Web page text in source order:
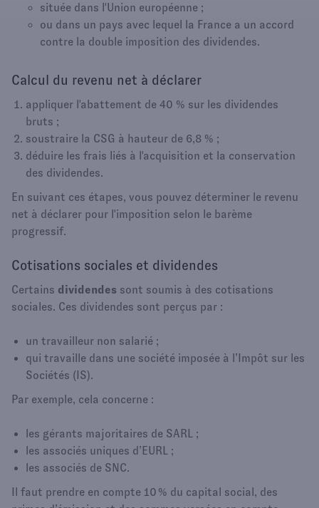
située dans l'Union européenne ;
ou dans un pays avec lequel la France a un accord
contre la double imposition des dividendes.
Calcul du revenu net à déclarer
appliquer l'abattement de 40 % sur les dividendes
bruts ;
soustraire la CSG à hauteur de 6,8 % ;
déduire les frais liés à l'acquisition et la conservation
des dividendes.
En suivant ces étapes, vous pouvez déterminer le revenu
net à déclarer pour l'imposition selon le barème
progressif.
Cotisations sociales et dividendes
Certains dividendes sont soumis à des cotisations
sociales. Ces dividendes sont perçus par :
un travailleur non salarié ;
qui travaille dans une société imposée à l’Impôt sur les
Sociétés (IS).
Par exemple, cela concerne :
les gérants majoritaires de SARL ;
les associés uniques d’EURL ;
les associés de SNC.
Il faut prendre en compte 10 % du capital social, des